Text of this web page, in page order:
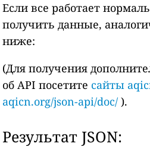
Если все работает
получить данные,
ниже:
(Для получения
об API посетите сайты
aqicn.org/json-api/doc/ ).
Результат JSON: